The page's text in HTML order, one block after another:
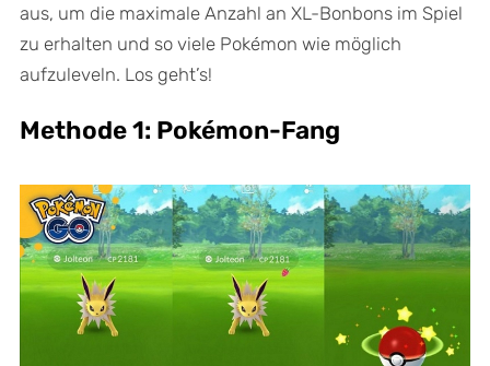
aus, um die maximale Anzahl an XL-Bonbons im Spiel
zu erhalten und so viele Pokémon wie möglich
aufzuleveln. Los geht’s!
Methode 1: Pokémon-Fang